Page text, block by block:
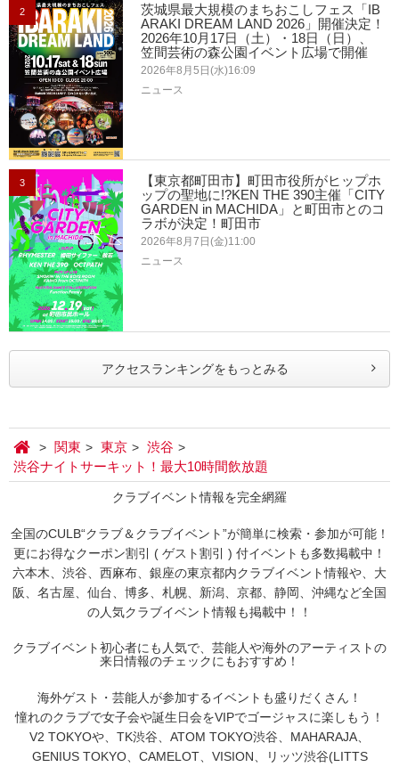
2
茨城県最大規模のまちおこしフェス「IB
ARAKI DREAM LAND 2026」開催決定！
2026年10月17日（土）・18日（日）、
笠間芸術の森公園イベント広場で開催
2026年8月5日(水)16:09
ニュース
3
【東京都町田市】町田市役所がヒップホ
ップの聖地に!?KEN THE 390主催「CITY
GARDEN in MACHIDA」と町田市とのコ
ラボが決定！町田市
2026年8月7日(金)11:00
ニュース
アクセスランキングをもっとみる
関東 東京
渋谷
渋谷ナイトサーキット！最大10時間飲放題
クラブイベント情報を完全網羅
全国のCULB“クラブ＆クラブイベント”が簡単に検索・参加が可能！
更にお得なクーポン割引 ( ゲスト割引 ) 付イベントも多数掲載中！
六本木、渋谷、西麻布、銀座の東京都内クラブイベント情報や、大
阪、名古屋、仙台、博多、札幌、新潟、京都、静岡、沖縄など全国
の人気クラブイベント情報も掲載中！！
クラブイベント初心者にも人気で、芸能人や海外のアーティストの
来日情報のチェックにもおすすめ！
海外ゲスト・芸能人が参加するイベントも盛りだくさん！
憧れのクラブで女子会や誕生日会をVIPでゴージャスに楽しもう！
V2 TOKYOや、TK渋谷、ATOM TOKYO渋谷、MAHARAJA、
GENIUS TOKYO、CAMELOT、VISION、リッツ渋谷(LITTS